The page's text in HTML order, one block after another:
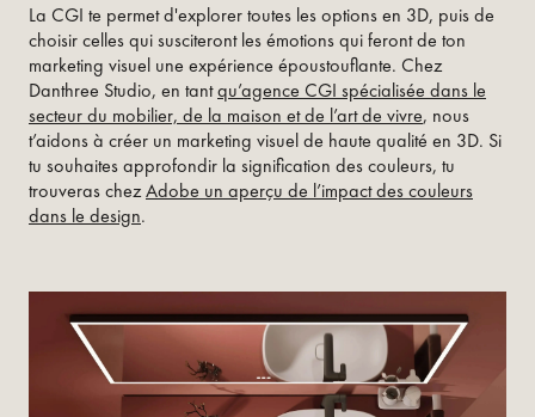
La CGI te permet d'explorer toutes les options en 3D, puis de
choisir celles qui susciteront les émotions qui feront de ton
marketing visuel une expérience époustouflante. Chez
Danthree Studio, en tantqu’agence CGI spécialisée dans le
secteur du mobilier, de la maison et de l’art de vivre, nous
t’aidons à créer un marketing visuel de haute qualité en 3D. Si
tu souhaites approfondir la signification des couleurs, tu
trouveras chezAdobe un aperçu de l’impact des couleurs
dans le design.